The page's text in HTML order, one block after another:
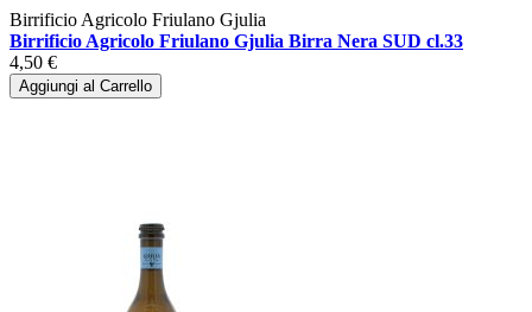
Birrificio Agricolo Friulano Gjulia
Birrificio Agricolo Friulano Gjulia Birra Nera SUD cl.33
4,50 €
Aggiungi al Carrello